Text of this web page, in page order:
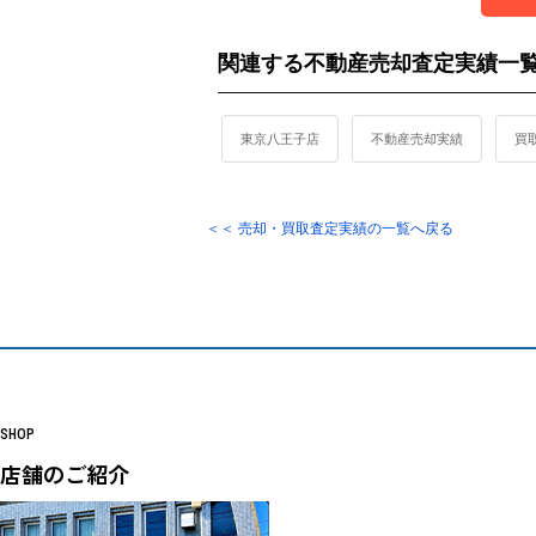
関連する不動産売却査定実績一
東京八王子店 不動産売却実績 買
＜＜ 売却・買取査定実績の一覧へ戻る
SHOP
店舗のご紹介